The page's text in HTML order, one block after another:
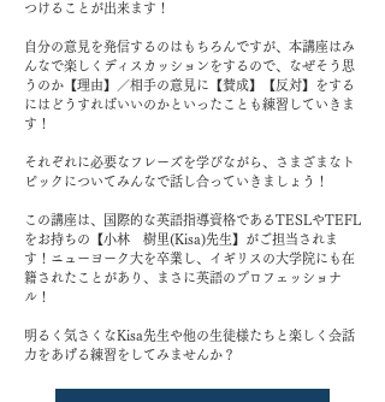
つけることが出来ます！
自分の意見を発信するのはもちろんですが、本講座はみ
んなで楽しくディスカッションをするので、なぜそう思
うのか【理由】／相手の意見に【賛成】【反対】をする
にはどうすればいいのかといったことも練習していきま
す！
​それぞれに必要なフレーズを学びながら、さまざまなト
ピックについてみんなで話し合っていきましょう！
この講座は、国際的な英語指導資格であるTESLやTEFL
をお持ちの【小林 樹里(Kisa)先生】がご担当されま
す！ニューヨーク大を卒業し、イギリスの大学院にも在
籍されたことがあり、まさに英語のプロフェッショナ
ル！
明るく気さくなKisa先生や他の生徒様たちと楽しく会話
力をあげる練習をしてみませんか？